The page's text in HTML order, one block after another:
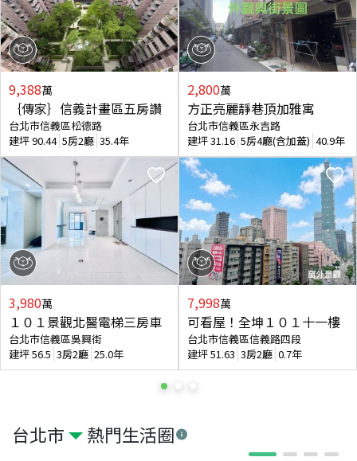
台北市 熱門生活圈
9,388萬
｛傳家｝信義計畫區五房讚
台北市信義區松德路
建坪90.44 5房2廳 35.4年
3,980萬
１０１景觀北醫電梯三房車
台北市信義區吳興街
建坪56.5 3房2廳 25.0年
2,800萬
方正亮麗靜巷頂加雅寓
台北市信義區永吉路
建坪31.16 5房4廳(含加蓋) 40.9年
7,998萬
可看屋！全坤１０１十一樓
台北市信義區信義路四段
建坪51.63 3房2廳 0.7年